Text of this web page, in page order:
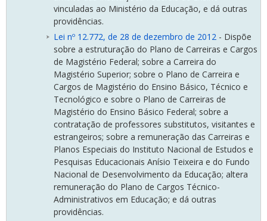
vinculadas ao Ministério da Educação, e dá outras
providências.
Lei nº 12.772, de 28 de dezembro de 2012 - Dispõe
sobre a estruturação do Plano de Carreiras e Cargos
de Magistério Federal; sobre a Carreira do
Magistério Superior; sobre o Plano de Carreira e
Cargos de Magistério do Ensino Básico, Técnico e
Tecnológico e sobre o Plano de Carreiras de
Magistério do Ensino Básico Federal; sobre a
contratação de professores substitutos, visitantes e
estrangeiros; sobre a remuneração das Carreiras e
Planos Especiais do Instituto Nacional de Estudos e
Pesquisas Educacionais Anísio Teixeira e do Fundo
Nacional de Desenvolvimento da Educação; altera
remuneração do Plano de Cargos Técnico-
Administrativos em Educação; e dá outras
providências.